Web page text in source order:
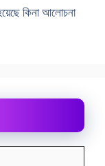
কিনা আলোচনা